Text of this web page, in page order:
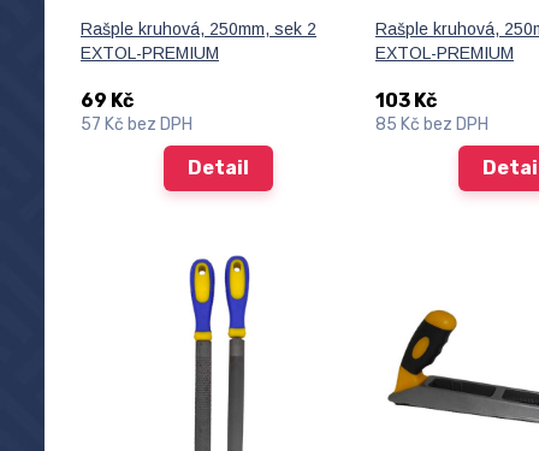
Rašple kruhová, 250mm, sek 2
EXTOL-PREMIUM
69 Kč
57 Kč bez DPH
Detail
Rašple kruhová,
EXTOL-PREMIUM
103 Kč
85 Kč bez DPH